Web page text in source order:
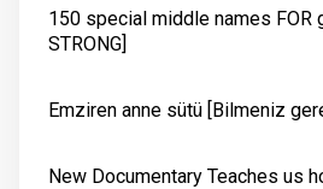
150 special middle names FOR
STRONG]
Emziren anne sütü [Bilmeniz
New Documentary Teaches us